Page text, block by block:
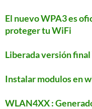
El nuevo WPA3 es
proteger tu WiFi
Liberada versión
Instalar modulos en
WLAN4XX :